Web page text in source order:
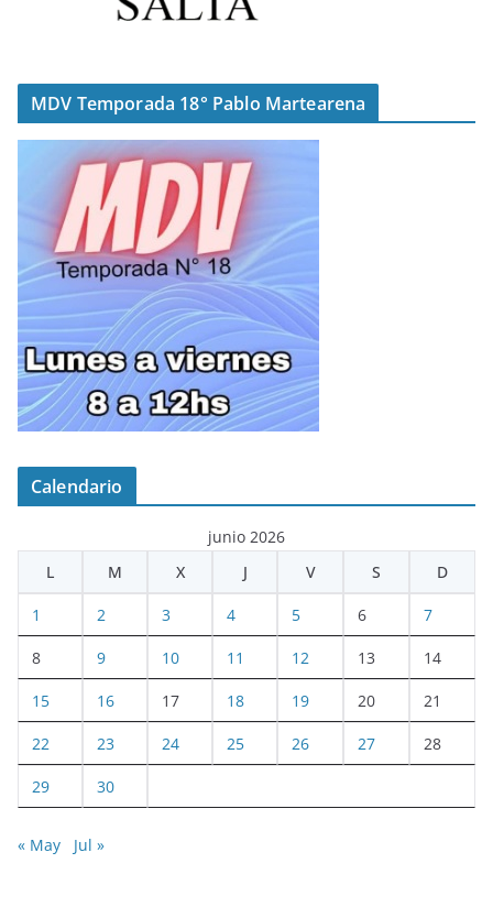
MDV Temporada 18° Pablo Martearena
Calendario
junio 2026
L
M X J V S D
1 2 3 4 5 6 7
8 9 10 11 12 13 14
15 16 17 18 19 20 21
22 23 24 25 26 27 28
29 30
« May Jul »